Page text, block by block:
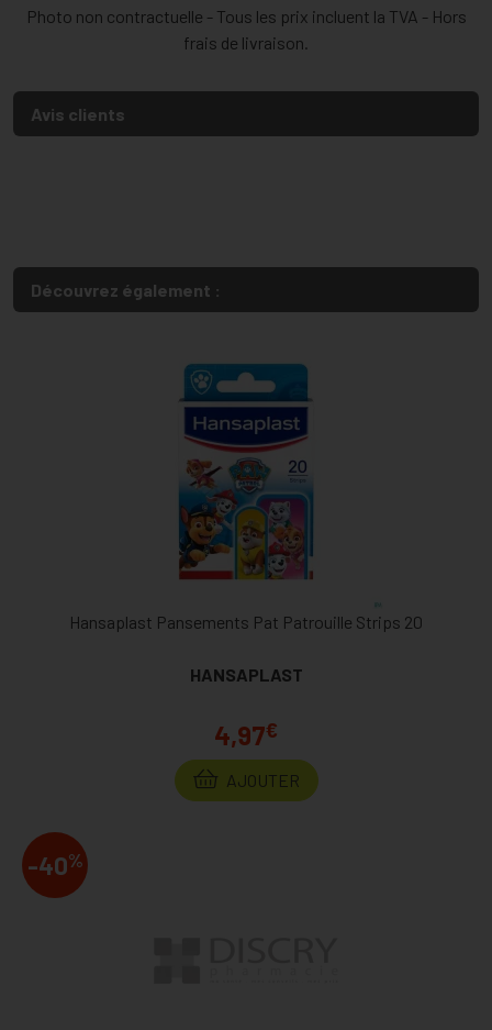
Photo non contractuelle - Tous les prix incluent la TVA - Hors
frais de livraison.
Avis clients
Découvrez également :
Hansaplast Pansements Pat Patrouille Strips 20
HANSAPLAST
4,97€
AJOUTER
-40%